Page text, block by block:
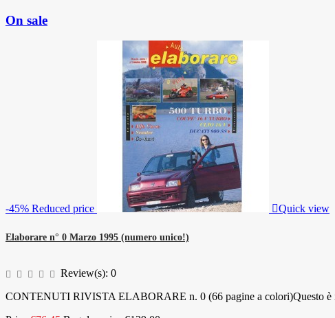
On sale
-45% Reduced price Quick view
Elaborare n° 0 Marzo 1995 (numero unico!)
Review(s): 0
CONTENUTI RIVISTA ELABORARE n. 0 (66 pagine a colori)Questo